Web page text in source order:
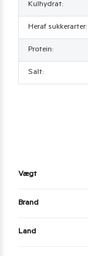
Kulhydrat:
Heraf sukkerarter:
Protein:
Salt:
Vægt
Brand
Land